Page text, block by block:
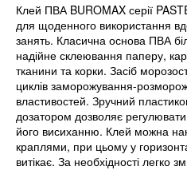
Клей ПВА BUROMAX серії
для щоденного використання
занять. Класична основа ПВА
надійне склеювання паперу,
тканини та корки. Засіб
циклів заморожування-
властивостей. Зручний
дозатором дозволяє
його висиханню. Клей можна
краплями, при цьому у
витікає. За необхідності легко